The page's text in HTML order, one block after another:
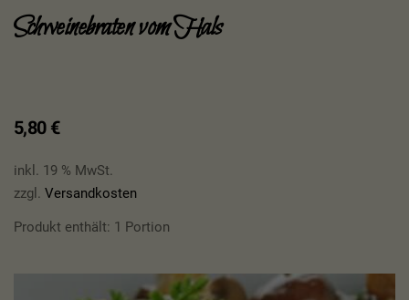
Schweinebraten vom Hals
5,80 €
inkl. 19 % MwSt.
zzgl. Versandkosten
Produkt enthält: 1 Portion